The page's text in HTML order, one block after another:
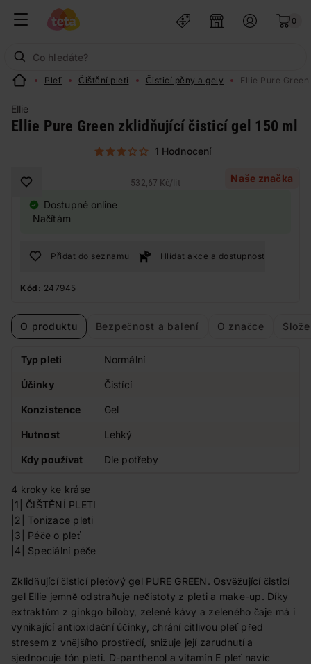
0
Pleť Čištění pleti Čisticí pěny a gely Ellie Pure
Ellie
Ellie Pure Green zklidňující čisticí gel 150 ml
1 Hodnocení
Naše značka
532,67 Kč/ lit
Dostupné online
Načítám
Přidat do seznamu Hlídat akce a dostupnost
Kód: 247945
O produktu Bezpečnost a balení O značce
Typ pleti Normální
Účinky Čistící
Konzistence Gel
Hutnost Lehký
Kdy používat Dle potřeby
4 kroky ke kráse
|1| ČIŠTĚNÍ PLETI
|2| Tonizace pleti
|3| Péče o pleť
|4| Speciální péče
Zklidňující čisticí pleťový gel PURE GREEN. Osvěžující čisticí
gel Ellie jemně odstraňuje nečistoty z pleti a make-up. Díky
extraktům z ginkgo biloby, zelené kávy a zeleného čaje má i
vynikající antioxidační účinky, chrání citlivou pleť před
stresem z vnějšího prostředí, snižuje její zarudnutí a
sjednocuje tón pleti. D-panthenol a vitamín E pleť navíc